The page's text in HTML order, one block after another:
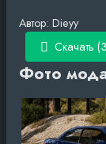
Автор: Dieyy
Скачать
Фото